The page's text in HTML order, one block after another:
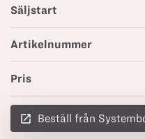
Säljstart
Artikelnummer
Pris
launch Beställ från